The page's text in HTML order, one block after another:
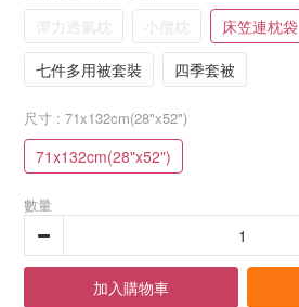
彈力透氣枕 小攬枕 床笠連枕袋
七件多用被套裝
四季套被
尺寸 : 71x132cm(28"x52")
71x132cm(28"x52")
數量
加入購物車